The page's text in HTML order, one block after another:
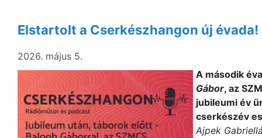
Elstartolt a Cserkészhangon új évada!
2026. május 5.
A második
Gábor, az
jubileumi év
cserkészév
Ajpek